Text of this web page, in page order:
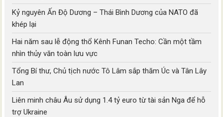
Kỷ nguyên Ấn Độ Dương – Thái Bình Dương của NATO đã
khép lại
Hai năm sau lễ động thổ Kênh Funan Techo: Cần một tầm
nhìn thủy văn toàn lưu vực
Tổng Bí thư, Chủ tịch nước Tô Lâm sắp thăm Úc và Tân Lây
Lan
Liên minh châu Âu sử dụng 1.4 tỷ euro từ tài sản Nga để hỗ
trợ Ukraine